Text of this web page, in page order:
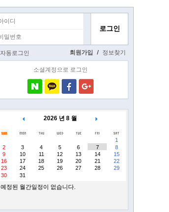
자동로그인 회원가입 / 정보찾기
소셜계정으로 로그인
2026 년 8 월
1
2
3 4 5 6 7
8
9
10 11 12 13 14
15
16
17 18 19 20 21
22
23
24 25 26 27 28
29
30
31
예정된 월간일정이 없습니다.